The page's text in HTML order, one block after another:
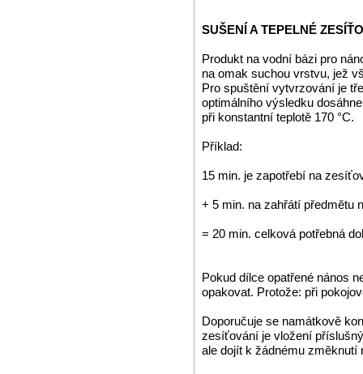
SUŠENÍ A TEPELNÉ
Produkt na vodní bázi pro
na omak suchou vrstvu, jež
Pro spuštění vytvrzování je
optimálního výsledku
při konstantní teplotě 170 °C.
Příklad:
15 min. je zapotřebí na
+ 5 min. na zahřátí předmětu
= 20 min. celková potřebná
Pokud dílce opatřené nános
opakovat. Protože: při
Doporučuje se namátkově
zesíťování je vložení
ale dojít k žádnému změknutí